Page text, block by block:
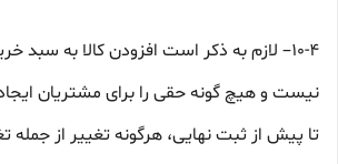
10-۴– لازم به ذکر است افزودن کالا به سبد
نیست و هیچ گونه حقی را برای مشتریان
تا پیش از ثبت نهایی، هرگونه تغییر از جمله